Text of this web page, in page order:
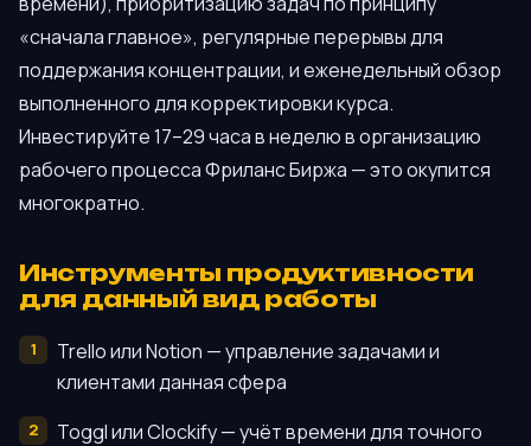
«сначала главное», регулярные перерывы для
поддержания концентрации, и еженедельный обзор
выполненного для корректировки курса.
Инвестируйте 17–29 часа в неделю в организацию
рабочего процесса Фриланс Биржа — это окупится
многократно.
Инструменты продуктивности
для данный вид работы
Trello или Notion — управление задачами и
клиентами данная сфера
Toggl или Clockify — учёт времени для точного